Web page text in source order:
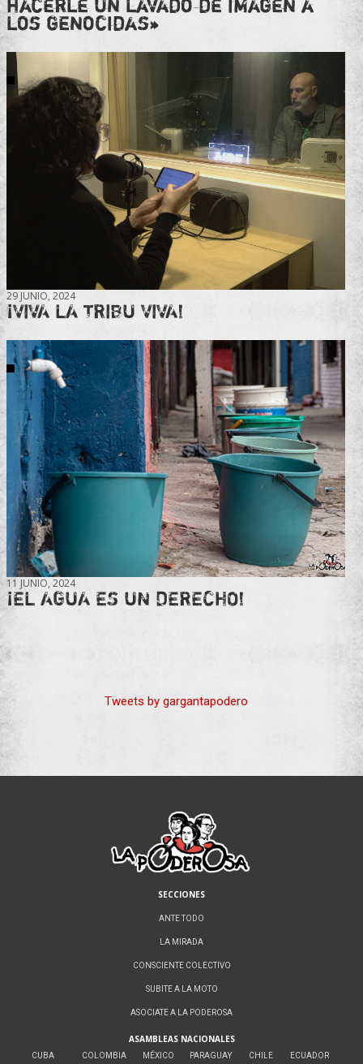
hacerle un lavado de imagen a
los genocidas»
29 JUNIO, 2024
¡VIVA LA TRIBU VIVA!
11 JUNIO, 2024
¡EL AGUA ES UN DERECHO!
Tweets by gargantapodero
SECCIONES
ANTE TODO
LA MIRADA
CONSCIENTE COLECTIVO
SUBITE A LA MOTO
ASOCIATE A LA PODEROSA
ASAMBLEAS NACIONALES
CUBA COLOMBIA MÉXICO PARAGUAY CHILE ECUADOR